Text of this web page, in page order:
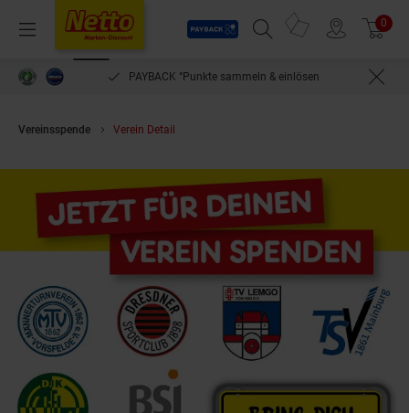
Menü
Payback
Suchfeld einblenden
Prospekte 0
PAYBACK °Punkte sammeln & einlösen
Vereinsspende Verein Detail